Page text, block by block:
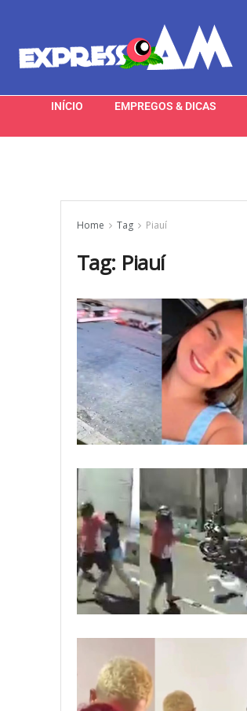
INÍCIO EMPREGOS & DICAS
Home Tag Piauí
Tag: Piauí